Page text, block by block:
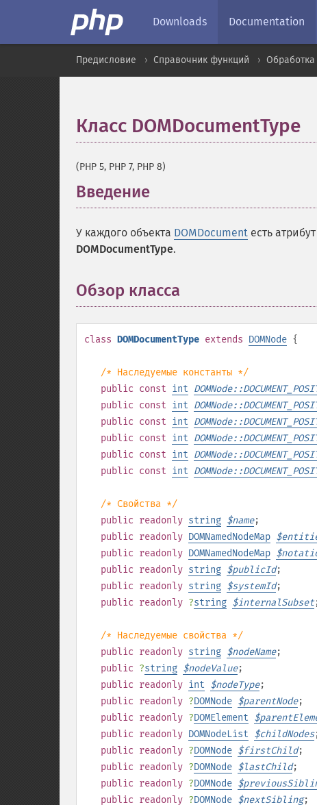
Downloads Documentation
Предисловие Справочник функций Обработка
Класс DOMDocumentType
(PHP 5, PHP 7, PHP 8)
Введение
У каждого объекта DOMDocument есть атрибут
DOMDocumentType.
Обзор класса
class DOMDocumentType extends DOMNode {
/* Наследуемые константы */
public const int
public const int
public const int
public const int
public const int
public const int
/* Свойства */
public readonly string $name;
public readonly DOMNamedNodeMap $
public readonly DOMNamedNodeMap $
public readonly string $publicId;
public readonly string $systemId;
public readonly ?string $internalSubset
/* Наследуемые свойства */
public readonly string $nodeName;
public ?string $nodeValue;
public readonly int $nodeType;
public readonly ?DOMNode $parentNode;
public readonly ?DOMElement $
public readonly DOMNodeList $childNodes
public readonly ?DOMNode $firstChild;
public readonly ?DOMNode $lastChild;
public readonly ?DOMNode $
public readonly ?DOMNode $nextSibling;